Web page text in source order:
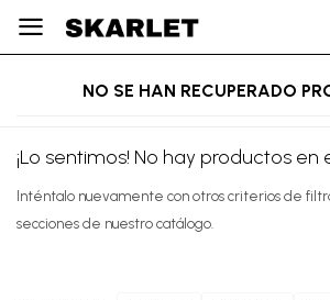

NO SE HAN RECUPERADO
¡Lo sentimos! No hay productos en
Inténtalo nuevamente con otros criterios de
secciones de nuestro catálogo.